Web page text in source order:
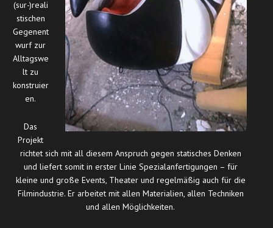
(sur-)reali
stischen
Gegenent
wurf zur
Alltagswe
lt zu
konstruier
en.
Das
Projekt
richtet sich mit all diesem Anspruch gegen statisches Denken
und liefert somit in erster Linie Spezialanfertigungen – für
kleine und große Events, Theater und regelmäßig auch für die
Filmindustrie. Er arbeitet mit allen Materialien, allen Techniken
und allen Möglichkeiten.